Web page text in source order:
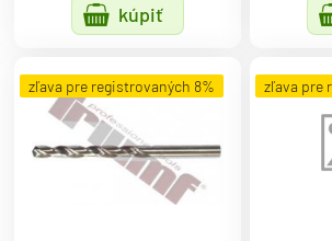
kúpiť
zľava pre registrovaných 8% zľava pre